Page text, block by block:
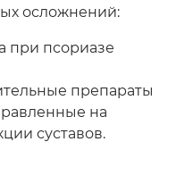
осложнений:
при псориазе
препараты
на
суставов.